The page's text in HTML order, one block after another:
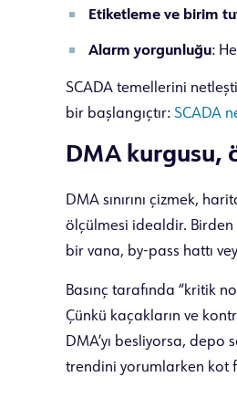
Etiketleme ve birim
Alarm yorgunluğu:
SCADA temellerini
bir başlangıçtır: SCADA
DMA kurgusu,
DMA sınırını çizmek,
ölçülmesi idealdir. Birden
bir vana, by-pass hattı
Basınç tarafında “kritik
Çünkü kaçakların ve
DMA’yı besliyorsa, depo
trendini yorumlarken kot